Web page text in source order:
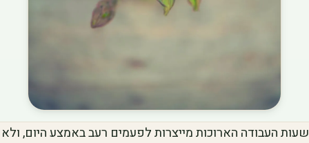
שעות העבודה הארוכות מייצרות לפעמים רעב באמצע היום, ולא